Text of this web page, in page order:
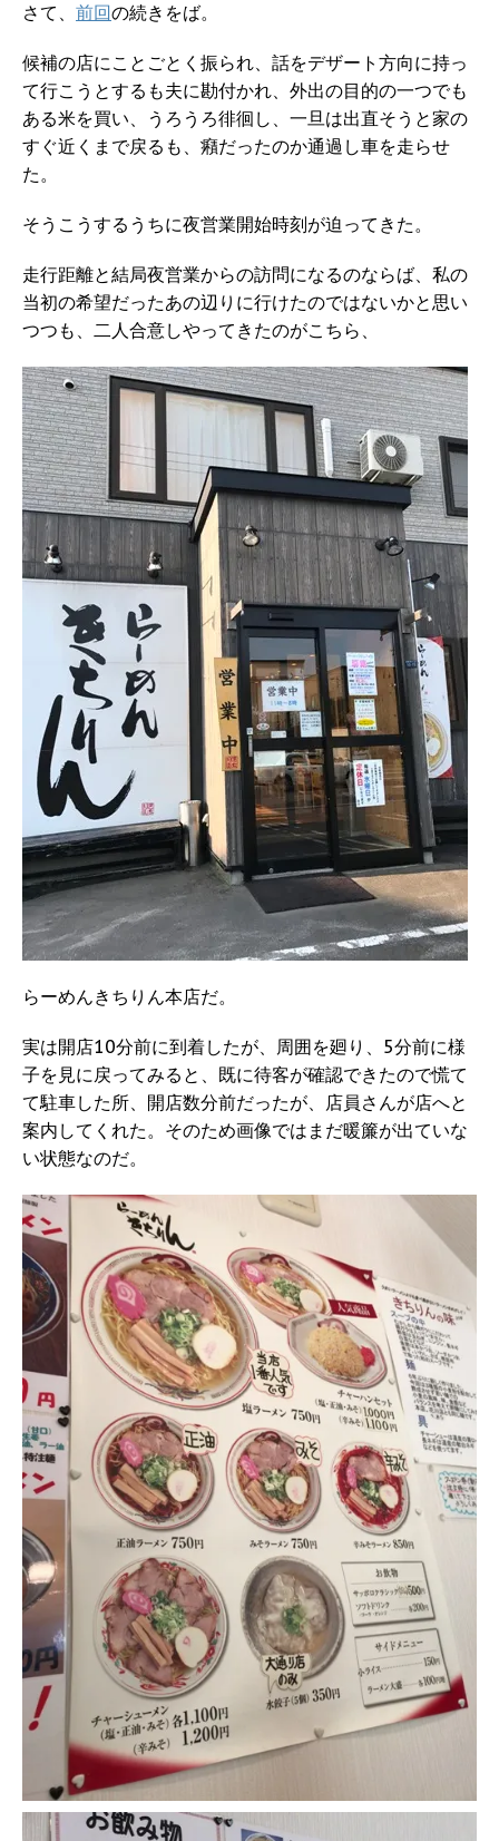
さて、 前回の続きをば。
候補の店にことごとく振られ、話をデザート方向に持っ
て行こうとするも夫に勘付かれ、外出の目的の一つでも
ある米を買い、うろうろ徘徊し、一旦は出直そうと家の
すぐ近くまで戻るも、癪だったのか通過し車を走らせ
た。
そうこうするうちに夜営業開始時刻が迫ってきた。
走行距離と結局夜営業からの訪問になるのならば、私の
当初の希望だったあの辺りに行けたのではないかと思い
つつも、二人合意しやってきたのがこちら、
らーめんきちりん本店だ。
実は開店10分前に到着したが、周囲を廻り、5分前に様
子を見に戻ってみると、既に待客が確認できたので慌て
て駐車した所、開店数分前だったが、店員さんが店へと
案内してくれた。そのため画像ではまだ暖簾が出ていな
い状態なのだ。